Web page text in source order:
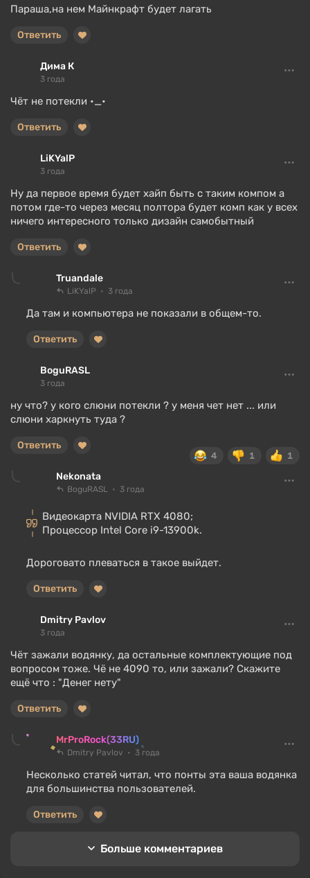
Параша,на нем Майнкрафт будет лагать
Ответить
Дима К
3 года
Чёт не потекли •_•
Ответить
LiKYalP
3 года
Ну да первое время будет хайп быть с таким компом а
потом где-то через месяц полтора будет комп как у всех
ничего интересного только дизайн самобытный
Ответить
Truandale
LiKYalP 3 года
Да там и компьютера не показали в общем-то.
Ответить
BoguRASL
3 года
ну что? у кого слюни потекли ? у меня чет нет ... или
слюни харкнуть туда ?
4 1 1
Ответить
Nekonata
BoguRASL 3 года
Видеокарта NVIDIA RTX 4080;
Процессор Intel Core i9-13900k.
Дороговато плеваться в такое выйдет.
Ответить
Dmitry Pavlov
3 года
Чёт зажали водянку, да остальные комплектующие под
вопросом тоже. Чё не 4090 то, или зажали? Скажите
ещё что : "Денег нету"
Ответить
MrProRock(33RU)
Dmitry Pavlov 3 года
Несколько статей читал, что понты эта ваша водянка
для большинства пользователей.
Ответить
Больше комментариев